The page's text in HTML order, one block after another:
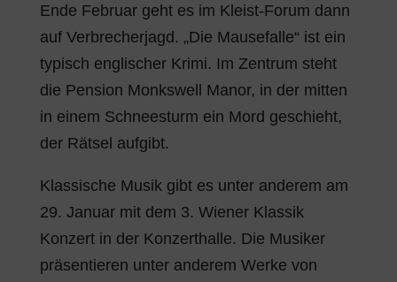
Ende Februar geht es im Kleist-Forum dann
auf Verbrecherjagd. „Die Mausefalle“ ist ein
typisch englischer Krimi. Im Zentrum steht
die Pension Monkswell Manor, in der mitten
in einem Schneesturm ein Mord geschieht,
der Rätsel aufgibt.
Klassische Musik gibt es unter anderem am
29. Januar mit dem 3. Wiener Klassik
Konzert in der Konzerthalle. Die Musiker
präsentieren unter anderem Werke von